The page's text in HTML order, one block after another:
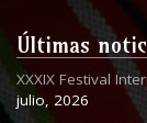
Últimas
XXXIX Festival
julio, 2026